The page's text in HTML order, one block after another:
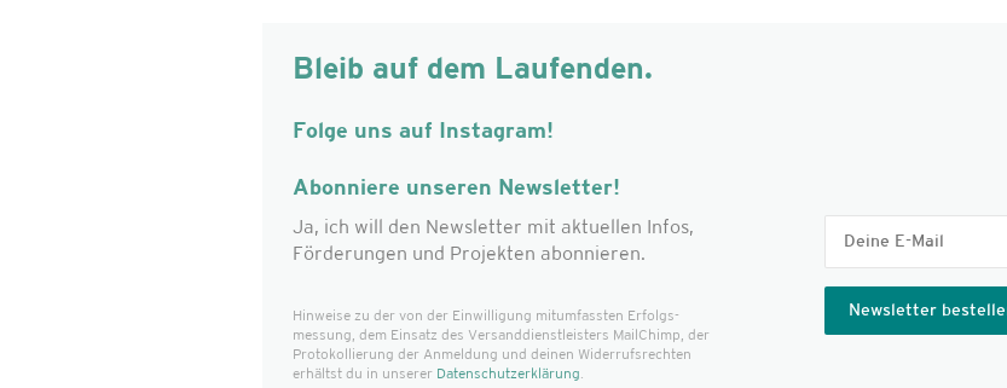
Bleib auf dem Laufenden.
Folge uns auf Instagram!
Abonniere unseren Newsletter!
Ja, ich will den Newsletter mit aktuellen Infos,
Förderungen und Projekten abonnieren.
Hinweise zu der von der Einwilligung mitumfassten Erfolgs­
messung, dem Einsatz des Versanddienst­leisters MailChimp, der
Protokollierung der Anmeldung und deinen Widerrufsrechten
erhältst du in unserer Datenschutzerklärung.